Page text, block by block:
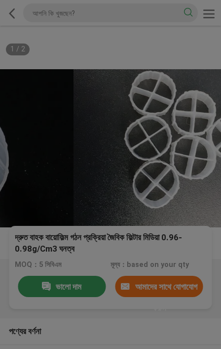
1 / 2
দ্রুত বাহক বায়োফিল্ম গঠন প্রক্রিয়া জৈবিক ফিল্টার মিডিয়া 0.96-
0.98g/Cm3 ঘনত্ব
MOQ：5 সিবিএম মূল্য：based on your qty
ভালো দাম আমাদের সাথে যোগাযোগ
পণ্যের বর্ণনা